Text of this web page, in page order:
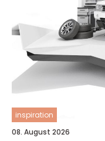
inspiration
08. August 2026